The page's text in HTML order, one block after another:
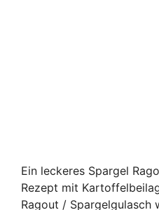
Ein leckeres Spargel
Rezept mit
Ragout / Spargelgulasch